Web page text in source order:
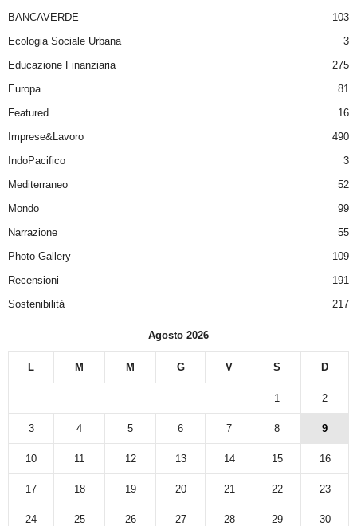
BANCAVERDE
103
Ecologia Sociale Urbana
3
Educazione Finanziaria
275
Europa
81
Featured
16
Imprese&Lavoro
490
IndoPacifico
3
Mediterraneo
52
Mondo
99
Narrazione
55
Photo Gallery
109
Recensioni
191
Sostenibilità
217
Agosto 2026
L M M G V S D
1 2
3 4 5 6 7 8 9
10 11 12 13 14 15 16
17 18 19 20 21 22 23
24 25 26 27 28 29 30